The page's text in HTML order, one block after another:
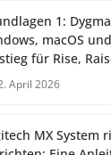
1:
macOS
für Rise,
April 2026
MX System